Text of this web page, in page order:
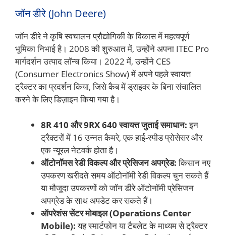
जॉन डीरे (John Deere)
जॉन डीरे ने कृषि स्वचालन प्रौद्योगिकी के विकास में महत्वपूर्ण
भूमिका निभाई है। 2008 की शुरुआत में, उन्होंने अपना ITEC Pro
मार्गदर्शन उत्पाद लॉन्च किया। 2022 में, उन्होंने CES
(Consumer Electronics Show) में अपने पहले स्वायत्त
ट्रैक्टर का प्रदर्शन किया, जिसे कैब में ड्राइवर के बिना संचालित
करने के लिए डिज़ाइन किया गया है।
8R 410 और 9RX 640 स्वायत्त जुताई समाधान:इन
ट्रैक्टरों में 16 उन्नत कैमरे, एक हाई-स्पीड प्रोसेसर और
एक न्यूरल नेटवर्क होता है।
ऑटोनॉमस रेडी विकल्प और प्रेसिजन अपग्रेड:किसान नए
उपकरण खरीदते समय ऑटोनॉमी रेडी विकल्प चुन सकते हैं
या मौजूदा उपकरणों को जॉन डीरे ऑटोनॉमी प्रेसिजन
अपग्रेड के साथ अपडेट कर सकते हैं।
ऑपरेशंस सेंटर मोबाइल (Operations Center
Mobile):यह स्मार्टफोन या टैबलेट के माध्यम से ट्रैक्टर